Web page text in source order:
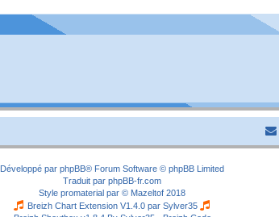
Développé par phpBB® Forum Software © phpBB Limited
Traduit par phpBB-fr.com
Style promaterial par © Mazeltof 2018
Breizh Chart Extension V1.4.0 par Sylver35